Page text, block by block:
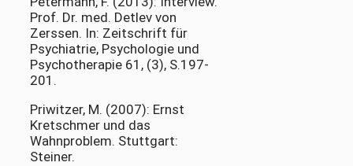
Prof. Dr. med. Detlev von
Zerssen. In: Zeitschrift für
Psychiatrie, Psychologie und
Psychotherapie 61, (3), S.197-
201.
Priwitzer, M. (2007): Ernst
Kretschmer und das
Wahnproblem. Stuttgart:
Steiner.